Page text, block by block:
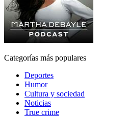
Categorías más populares
Deportes
Humor
Cultura y sociedad
Noticias
True crime